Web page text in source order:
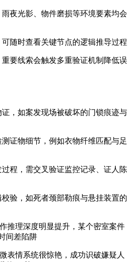
夜光影、物件磨损等环境要素均会
随时查看关键节点的逻辑推导过程
要线索会触发多重验证机制降低误
，如案发现场被破坏的门锁痕迹与
证物细节，例如衣物纤维匹配与足
程，需交叉验证监控记录、证人陈
验，如死者颈部勒痕与悬挂装置的
推理深度明显提升，某个密室案件
间差陷阱
表情系统很惊艳，成功识破嫌疑人